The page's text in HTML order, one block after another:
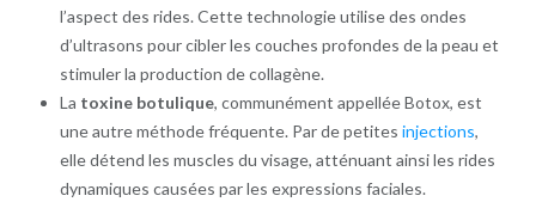
l’aspect des rides. Cette technologie utilise des ondes
d’ultrasons pour cibler les couches profondes de la peau et
stimuler la production de collagène.
La toxine botulique, communément appellée Botox, est
une autre méthode fréquente. Par de petites injections,
elle détend les muscles du visage, atténuant ainsi les rides
dynamiques causées par les expressions faciales.